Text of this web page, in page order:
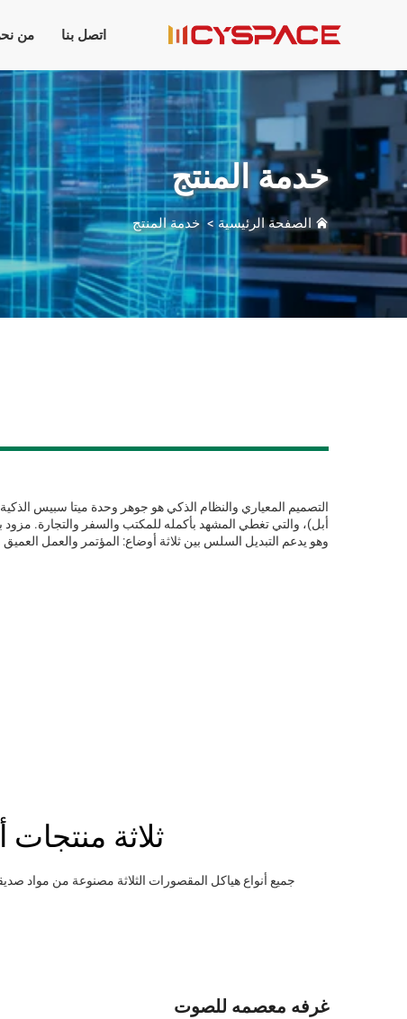
من اتصل بنا
خدمة المنتج
الصفحة الرئيسية > خدمة المنتج
التصميم المعياري والنظام الذكي هو جوهر وحدة ميتا سبيس
وهو يدعم التبديل السلس بين ثلاثة أوضاع: المؤتمر والعمل
ثلاثة
جميع أنواع هياكل المقصورات الثلاثة مصنوعة من مواد
غرفه معصمه للصوت